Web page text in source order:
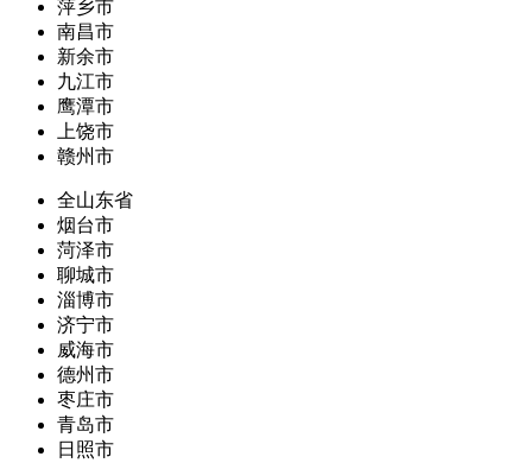
萍乡市
南昌市
新余市
九江市
鹰潭市
上饶市
赣州市
全山东省
烟台市
菏泽市
聊城市
淄博市
济宁市
威海市
德州市
枣庄市
青岛市
日照市